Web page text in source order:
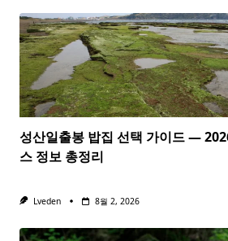
성산일출봉 밥집 선택 가이드 —
스 정보 총정리
Lveden 8월 2, 2026